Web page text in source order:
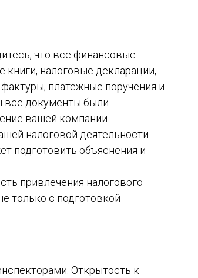
что все финансовые
книги, налоговые декларации,
платежные поручения и
все документы были
вашей компании.
налоговой деятельности
подготовить объяснения и
привлечения налогового
только с подготовкой
Открытость к